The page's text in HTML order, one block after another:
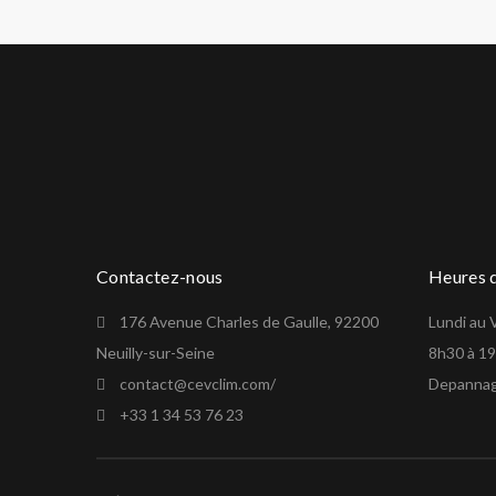
Contactez-nous
176 Avenue Charles de Gaulle, 92200
Neuilly-sur-Seine
contact@cevclim.com/
+33 1 34 53 76 23
Heures
Lundi au
8h30 à